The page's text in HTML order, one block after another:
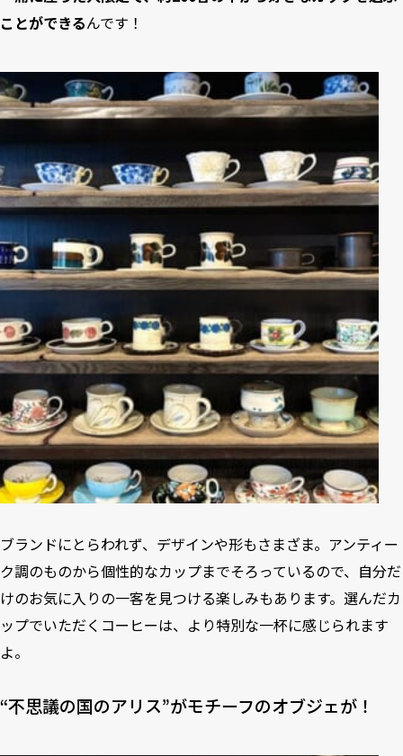
ことができるんです！
ブランドにとらわれず、デザインや形もさまざま。アンティー
ク調のものから個性的なカップまでそろっているので、自分だ
けのお気に入りの一客を見つける楽しみもあります。選んだカ
ップでいただくコーヒーは、より特別な一杯に感じられます
よ。
“不思議の国のアリス”がモチーフのオブジェが！